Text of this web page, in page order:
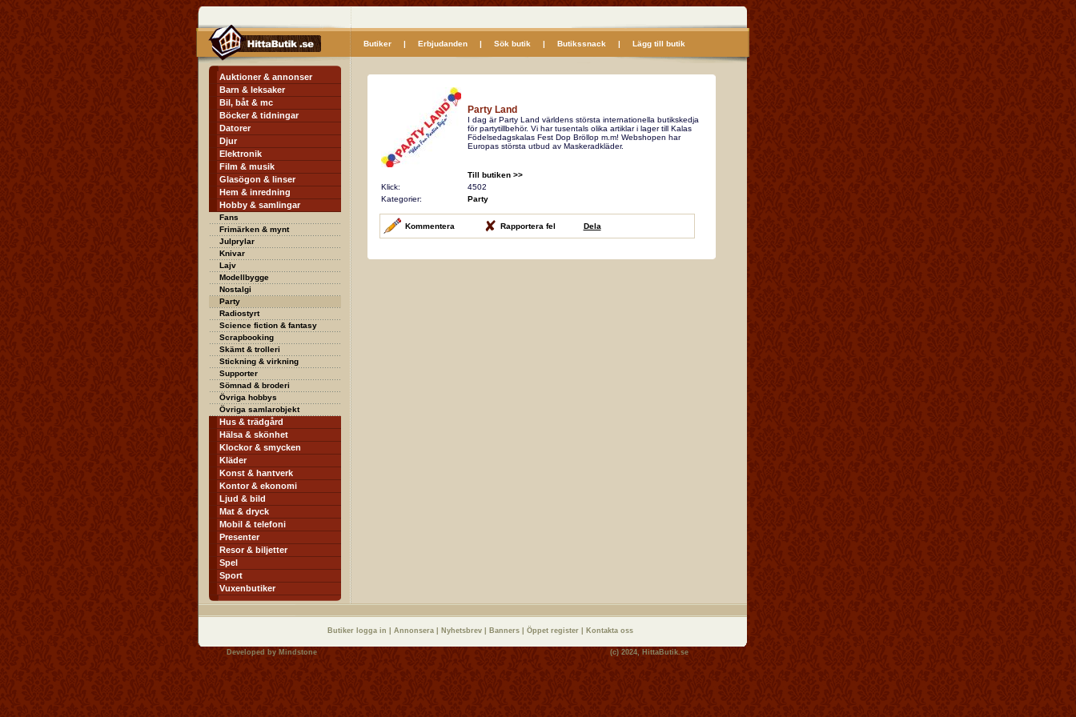
Butiker| Erbjudanden| Sök butik | Butikssnack | Lägg till butik
Auktioner & annonser
Barn & leksaker
Bil, båt & mc
Böcker & tidningar
Datorer
Djur
Elektronik
Film & musik
Glasögon & linser
Hem & inredning
Hobby & samlingar
Fans
Frimärken & mynt
Julprylar
Knivar
Lajv
Modellbygge
Nostalgi
Party
Radiostyrt
Science fiction & fantasy
Scrapbooking
Skämt & trolleri
Stickning & virkning
Supporter
Sömnad & broderi
Övriga hobbys
Övriga samlarobjekt
Hus & trädgård
Hälsa & skönhet
Klockor & smycken
Kläder
Konst & hantverk
Kontor & ekonomi
Ljud & bild
Mat & dryck
Mobil & telefoni
Presenter
Resor & biljetter
Spel
Sport
Vuxenbutiker
Party Land
I dag är Party Land världens största internationella butikskedja
för partytillbehör. Vi har tusentals olika artiklar i lager till Kalas
Födelsedagskalas Fest Dop Bröllop m.m! Webshopen har
Europas största utbud av Maskeradkläder.
Till butiken >>
Klick:
4502
Kategorier:
Party
Kommentera Rapportera fel Dela
Butiker logga in Annonsera Nyhetsbrev Banners Öppet register Kontakta oss
Developed by Mindstone (c) 2024, HittaButik.se